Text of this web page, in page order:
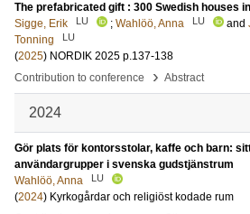
The prefabricated gift : 300 Swedish houses
Sigge, Erik
LU ; Wahlöö, Anna LU and
Tonning
LU
(2025) NORDIK 2025 p.137-138
Contribution to conference
› Abstract
2024
Gör plats för kontorsstolar, kaffe och barn:
användargrupper i svenska gudstjänstrum
Wahlöö, Anna
LU
(2024) Kyrkogårdar och religiöst kodade rum